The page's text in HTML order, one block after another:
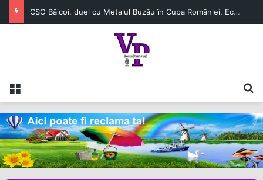
CSO Băicoi, duel cu Metalul Buzău în Cupa României. Echipa prahoveană continuă aventura în competiție
Meniu